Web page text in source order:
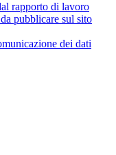
rapporto di lavoro
pubblicare sul sito
dei dati